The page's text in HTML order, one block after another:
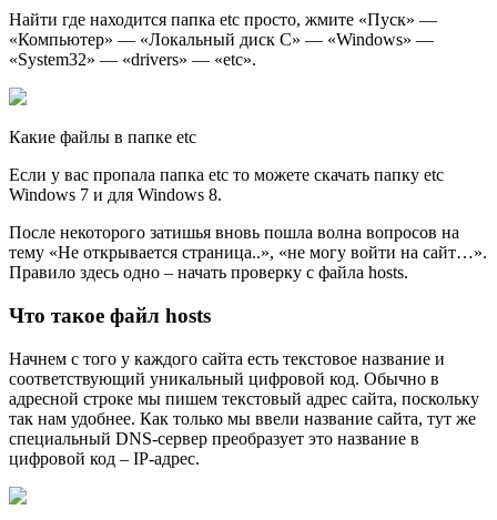
Найти где находится папка etc просто, жмите «Пуск» —
«Компьютер» — «Локальный диск С» — «Windows» —
«System32» — «drivers» — «etc».
Какие файлы в папке etc
Если у вас пропала папка etc то можете скачать папку etc
Windows 7 и для Windows 8.
После некоторого затишья вновь пошла волна вопросов на
тему «Не открывается страница..», «не могу войти на сайт…».
Правило здесь одно – начать проверку с файла hosts.
Что такое файл hosts
Начнем с того у каждого сайта есть текстовое название и
соответствующий уникальный цифровой код. Обычно в
адресной строке мы пишем текстовый адрес сайта, поскольку
так нам удобнее. Как только мы ввели название сайта, тут же
специальный DNS-сервер преобразует это название в
цифровой код – IP-адрес.